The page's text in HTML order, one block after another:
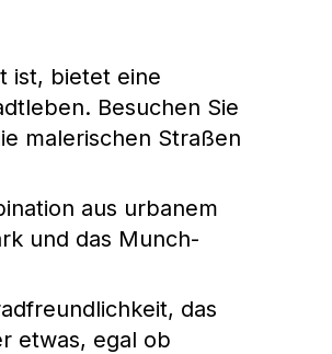
ist, bietet eine
Besuchen Sie
malerischen Straßen
aus urbanem
und das Munch-
das
etwas, egal ob